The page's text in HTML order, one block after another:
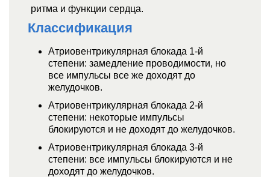
ритма и функции сердца.
Классификация
Атриовентрикулярная блокада 1-й
степени: замедление проводимости, но
все импульсы все же доходят до
желудочков.
Атриовентрикулярная блокада 2-й
степени: некоторые импульсы
блокируются и не доходят до желудочков.
Атриовентрикулярная блокада 3-й
степени: все импульсы блокируются и не
доходят до желудочков.